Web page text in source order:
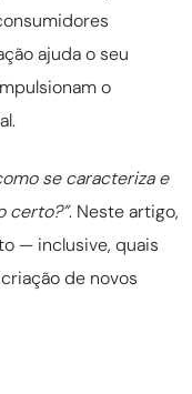
ajuda o seu
o
se caracteriza e
certo?”. Neste artigo,
— inclusive, quais
de novos